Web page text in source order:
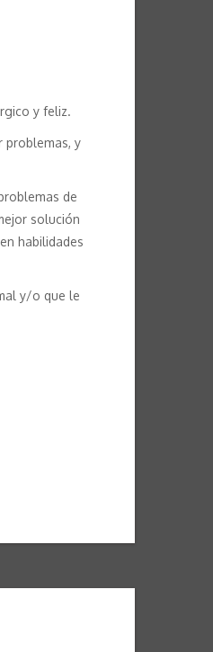
y feliz.
problemas, y
de
solución
habilidades
y/o que le